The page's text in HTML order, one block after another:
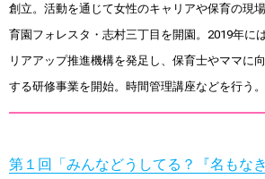
創立。活動を通じて女性のキャリアや保育の現
育園フォレスタ・志村三丁目を開園。2019年に
リアアップ推進機構を発足し、保育士やママに
する研修事業を開始。時間管理講座などを行う。
第１回「みんなどうしてる？『名もな